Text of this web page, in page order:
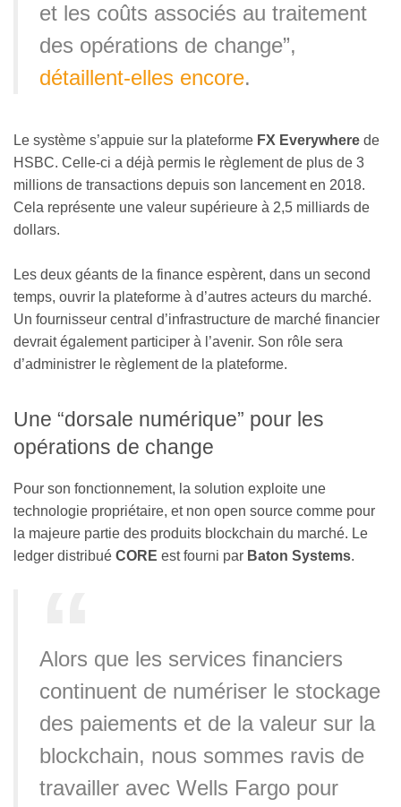
et les coûts associés au traitement
des opérations de change”,
détaillent-elles encore.
Le système s’appuie sur la plateforme FX Everywhere de
HSBC. Celle-ci a déjà permis le règlement de plus de 3
millions de transactions depuis son lancement en 2018.
Cela représente une valeur supérieure à 2,5 milliards de
dollars.
Les deux géants de la finance espèrent, dans un second
temps, ouvrir la plateforme à d’autres acteurs du marché.
Un fournisseur central d’infrastructure de marché financier
devrait également participer à l’avenir. Son rôle sera
d’administrer le règlement de la plateforme.
Une “dorsale numérique” pour les
opérations de change
Pour son fonctionnement, la solution exploite une
technologie propriétaire, et non open source comme pour
la majeure partie des produits blockchain du marché. Le
ledger distribué CORE est fourni par Baton Systems.
Alors que les services financiers
continuent de numériser le stockage
des paiements et de la valeur sur la
blockchain, nous sommes ravis de
travailler avec Wells Fargo pour